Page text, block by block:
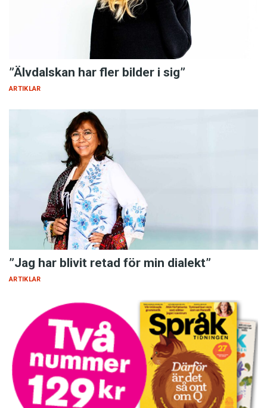
”Älvdalskan har fler bilder i sig”
ARTIKLAR
”Jag har blivit retad för min dialekt”
ARTIKLAR